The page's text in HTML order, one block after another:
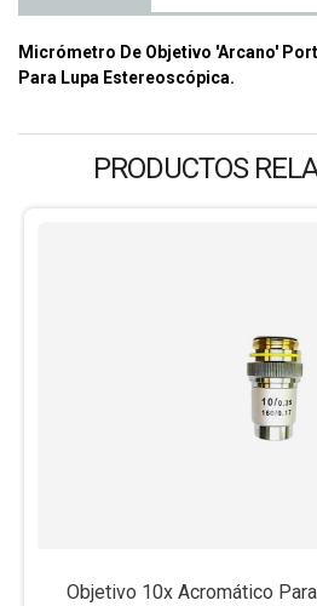
Micrómetro De Objetivo 'Arcano'
Para Lupa Estereoscópica.
PRODUCTOS
Objetivo 10x Acromático Para Microscopio XSZ-